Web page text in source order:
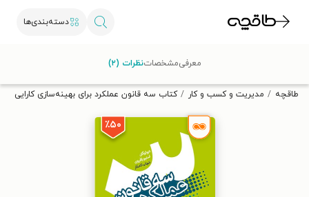
دسته‌بندی‌ها
تخفیف از طاقچه دریافت کن.
طاقچه مدیریت و کسب و کار کتاب سه قانون عملکرد برای بهینه‌سازی کارایی
٪۵۰
معرفیمشخصاتنظرات (۲)